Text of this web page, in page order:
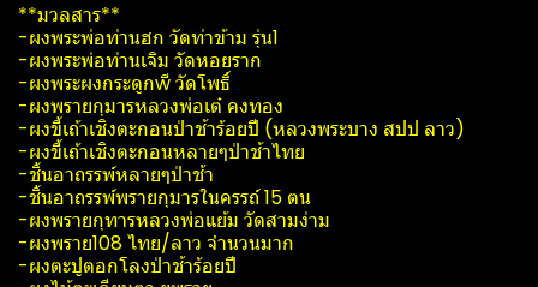
**มวลสาร**
-ผงพระพ่อท่านฮก วัดท่าข้าม รุ่น1
-ผงพระพ่อท่านเจิม วัดหอยราก
-ผงพระผง​กระดูก​wี วัดโพธิ์​
-ผงพรายกุมารหลวงพ่อเต๋ คงทอง
-ผงขี้เถ้า​เชิงตะกอนป่าช้าร้อยปี (หลวงพระบาง สปป ลาว)
-ผงขี้เถ้าเชิงตะกอนหลายๆป่าช้าไทย
-ชิ้นอาถรรพ์​หลายๆป่าช้า
-ชิ้นอาถรรพ์​พรายกุมารในครรถ์​ 15 ตน
-ผงพรายกุทารหลวงพ่อแย้ม วัดสามง่าม
-ผงพราย108 ไทย/ลาว จำนวนมาก
-ผงตะปูตอกโลงป่าช้าร้อยปี